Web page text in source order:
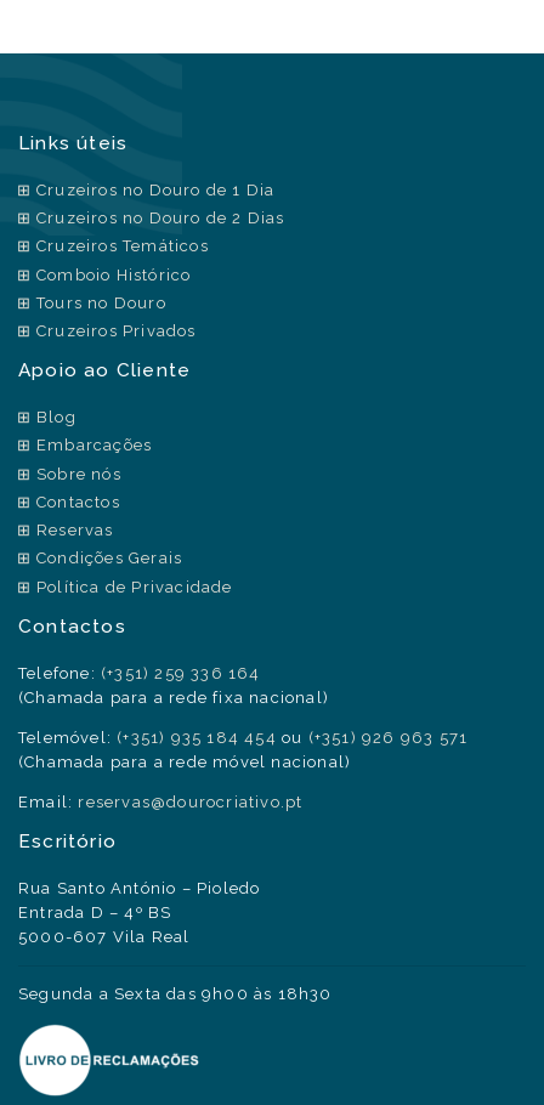
Links úteis
Cruzeiros no Douro de 1 Dia
Cruzeiros no Douro de 2 Dias
Cruzeiros Temáticos
Comboio Histórico
Tours no Douro
Cruzeiros Privados
Apoio ao Cliente
Blog
Embarcações
Sobre nós
Contactos
Reservas
Condições Gerais
Política de Privacidade
Contactos
Telefone: (+351) 259 336 164
(Chamada para a rede fixa nacional)
Telemóvel: (+351) 935 184 454 ou (+351) 926 963 571
(Chamada para a rede móvel nacional)
Email: reservas@dourocriativo.pt
Escritório
Rua Santo António – Pioledo
Entrada D – 4º BS
5000-607 Vila Real
Segunda a Sexta das 9h00 às 18h30